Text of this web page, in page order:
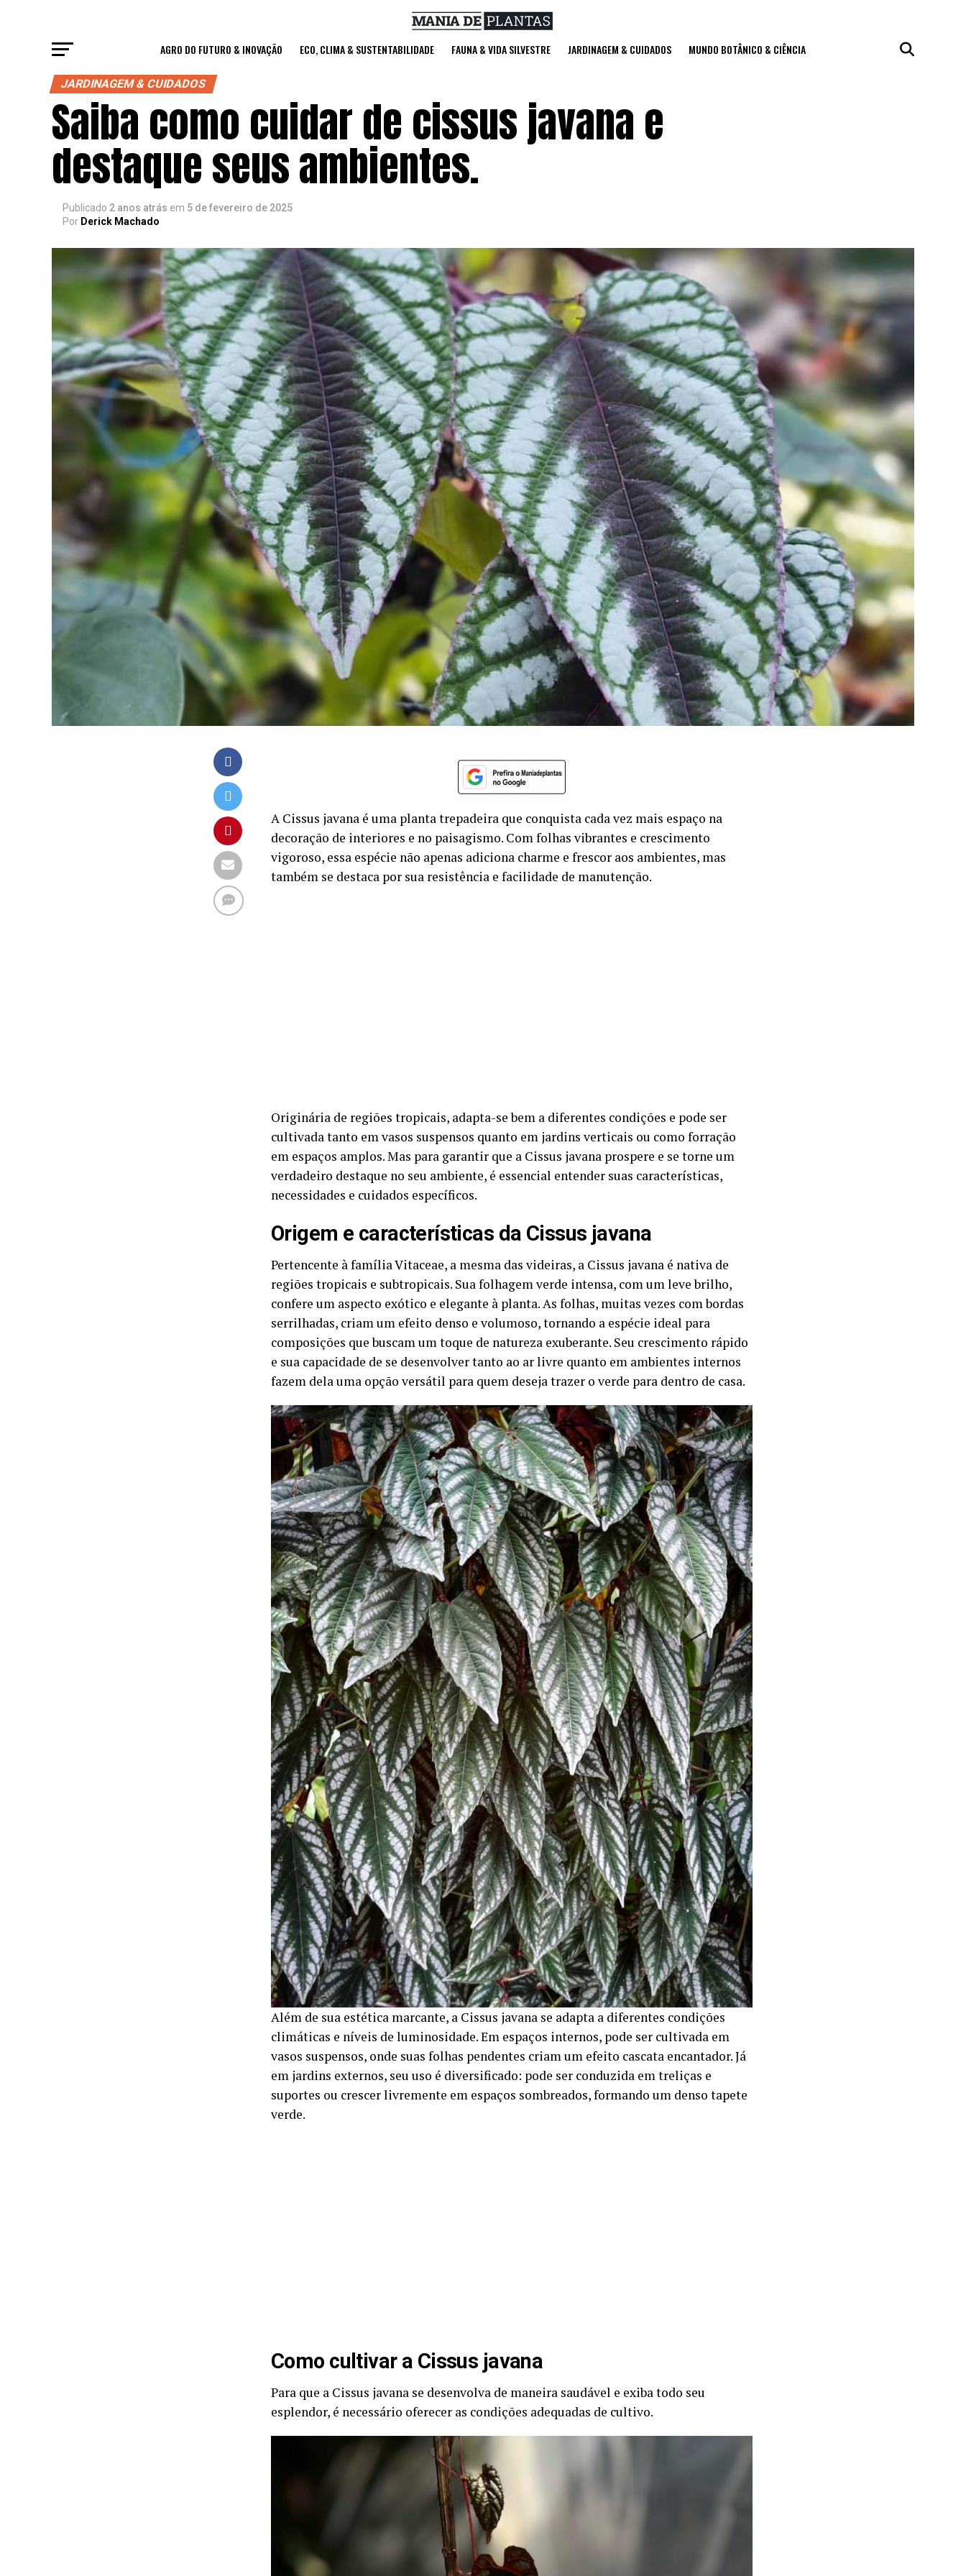
AGRO DO FUTURO & INOVAÇÃO ECO, CLIMA & SUSTENTABILIDADE FAUNA & VIDA SILVESTRE JARDINAGEM & CUIDADOS MUNDO BOTÂNICO & CIÊNCIA
JARDINAGEM & CUIDADOS
Saiba como cuidar de cissus javana e
destaque seus ambientes.
Publicado 2 anos atrás em 5 de fevereiro de 2025
Por Derick Machado
A Cissus javana é uma planta trepadeira que conquista cada vez mais espaço na
decoração de interiores e no paisagismo. Com folhas vibrantes e crescimento
vigoroso, essa espécie não apenas adiciona charme e frescor aos ambientes, mas
também se destaca por sua resistência e facilidade de manutenção.
Originária de regiões tropicais, adapta-se bem a diferentes condições e pode ser
cultivada tanto em vasos suspensos quanto em jardins verticais ou como forração
em espaços amplos. Mas para garantir que a Cissus javana prospere e se torne um
verdadeiro destaque no seu ambiente, é essencial entender suas características,
necessidades e cuidados específicos.
Origem e características da Cissus javana
Pertencente à família Vitaceae, a mesma das videiras, a Cissus javana é nativa de
regiões tropicais e subtropicais. Sua folhagem verde intensa, com um leve brilho,
confere um aspecto exótico e elegante à planta. As folhas, muitas vezes com bordas
serrilhadas, criam um efeito denso e volumoso, tornando a espécie ideal para
composições que buscam um toque de natureza exuberante. Seu crescimento rápido
e sua capacidade de se desenvolver tanto ao ar livre quanto em ambientes internos
fazem dela uma opção versátil para quem deseja trazer o verde para dentro de casa.
Além de sua estética marcante, a Cissus javana se adapta a diferentes condições
climáticas e níveis de luminosidade. Em espaços internos, pode ser cultivada em
vasos suspensos, onde suas folhas pendentes criam um efeito cascata encantador. Já
em jardins externos, seu uso é diversificado: pode ser conduzida em treliças e
suportes ou crescer livremente em espaços sombreados, formando um denso tapete
verde.
Como cultivar a Cissus javana
Para que a Cissus javana se desenvolva de maneira saudável e exiba todo seu
esplendor, é necessário oferecer as condições adequadas de cultivo.